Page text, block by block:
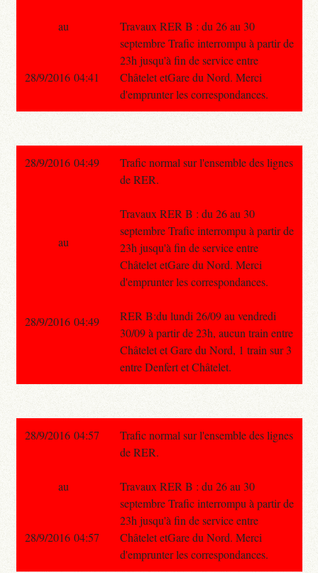
Travaux RER B : du 26 au 30
septembre Trafic interrompu à partir de
23h jusqu'à fin de service entre
Châtelet etGare du Nord. Merci
d'emprunter les correspondances.
au
28/9/2016 04:41
28/9/2016 04:49
Trafic normal sur l'ensemble des lignes
de RER.
Travaux RER B : du 26 au 30
septembre Trafic interrompu à partir de
23h jusqu'à fin de service entre
Châtelet etGare du Nord. Merci
d'emprunter les correspondances.
RER B:du lundi 26/09 au vendredi
30/09 à partir de 23h, aucun train entre
Châtelet et Gare du Nord, 1 train sur 3
entre Denfert et Châtelet.
au
28/9/2016 04:49
28/9/2016 04:57
Trafic normal sur l'ensemble des lignes
de RER.
Travaux RER B : du 26 au 30
septembre Trafic interrompu à partir de
23h jusqu'à fin de service entre
Châtelet etGare du Nord. Merci
d'emprunter les correspondances.
au
28/9/2016 04:57